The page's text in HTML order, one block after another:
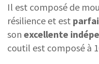
Il est composé de
résilience et est
son excellente
coutil est composé à